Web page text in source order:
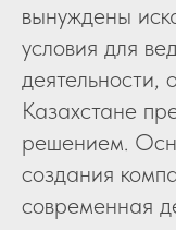
вынуждены
условия для
деятельности,
Казахстане
решением.
создания
современная